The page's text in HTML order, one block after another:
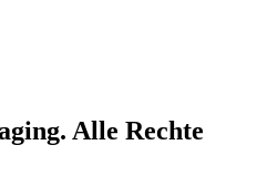
Alle Rechte